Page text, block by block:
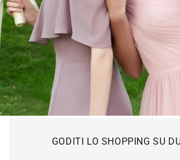
GODITI LO SHOPPING SU